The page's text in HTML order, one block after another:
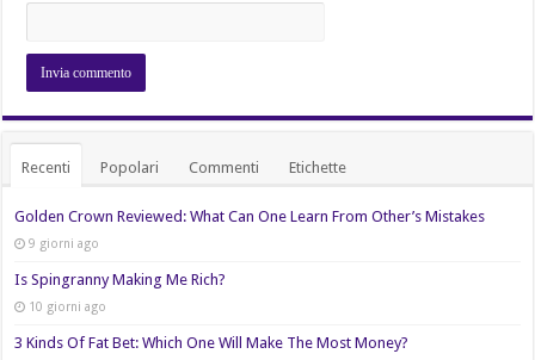
Recenti Popolari Commenti Etichette
Golden Crown Reviewed: What Can One Learn From Other’s Mistakes
9 giorni ago
Is Spingranny Making Me Rich?
10 giorni ago
3 Kinds Of Fat Bet: Which One Will Make The Most Money?